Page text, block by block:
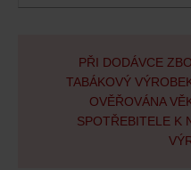
PŘI DODÁVCE
TABÁKOVÝ
OVĚŘOVÁNA
SPOTŘEBITELE K